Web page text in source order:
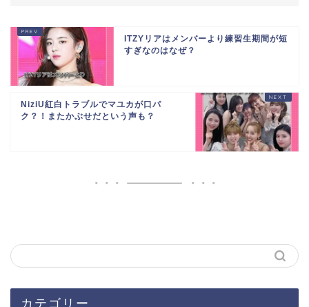
ITZYリアはメンバーより練習生期間が短
すぎなのはなぜ？
NiziU紅白トラブルでマユカが口パ
ク？！またかぶせだという声も？
カテゴリー